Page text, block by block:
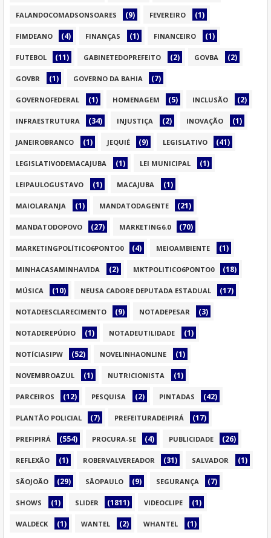
FALANDOCOMADSONSOARES (9) FEVEREIRO (1)
FIMDEANO (4) FINANÇAS (1) FINANCEIRO (1)
FUTEBOL (11) GABINETEDOPREFEITO (2) GOVBA (2)
GOVBR (1) GOVERNO DA BAHIA (7)
GOVERNOFEDERAL (1) HOMENAGEM (5) INCLUSÃO (2)
INFRAESTRUTURA (34) INJUSTIÇA (2) INOVAÇÃO (1)
JANEIROBRANCO (1) JEQUIÉ (9) LEGISLATIVO (41)
LEGISLATIVODEMACAJUBA (1) LEI MUNICIPAL (1)
LEIPAULOGUSTAVO (1) MACAJUBA (1)
MAIOLARANJA (1) MANDATODAGENTE (21)
MANDATODOPOVO (27) MARKETING6.0 (70)
MARKETINGPOLÍTICO6PONTO0 (4) MEIOAMBIENTE (1)
MINHACASAMINHAVIDA (2) MKTPOLITICO6PONTO0 (18)
MÚSICA (10) NEUSA CADORE DEPUTADA ESTADUAL (17)
NOTADEESCLARECIMENTO (9) NOTADEPESAR (3)
NOTADEREPÚDIO (1) NOTADEUTILIDADE (1)
NOTÍCIASIPW (52) NOVELINHAONLINE (1)
NOVEMBROAZUL (1) NUTRICIONISTA (1)
PARCEIROS (12) PESQUISA (2) PINTADAS (42)
PLANTÃO POLICIAL (7) PREFEITURADEIPIRÁ (17)
PREFIPIRÁ (554) PROCURA-SE (4) PUBLICIDADE (26)
REFLEXÃO (1) ROBERVALVEREADOR (31) SALVADOR (1)
SÃOJOÃO (29) SÃOPAULO (9) SEGURANÇA (7)
SHOWS (1) SLIDER (1811) VIDEOCLIPE (1)
WALDECK (1) WANTEL (2) WHANTEL (1)